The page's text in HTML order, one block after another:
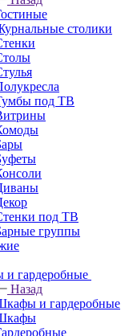
столики
под ТВ
под ТВ
группы
гардеробные
Назад
и гардеробные